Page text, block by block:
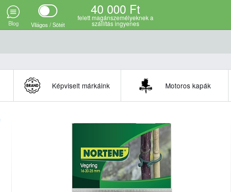
Blog Világos / Sötét
40 000 Ft
felett magánszemélyeknek a
szállítás ingyenes
Képviselt márkáink Motoros kapák